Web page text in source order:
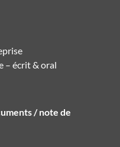
– écrit & oral
/ note de